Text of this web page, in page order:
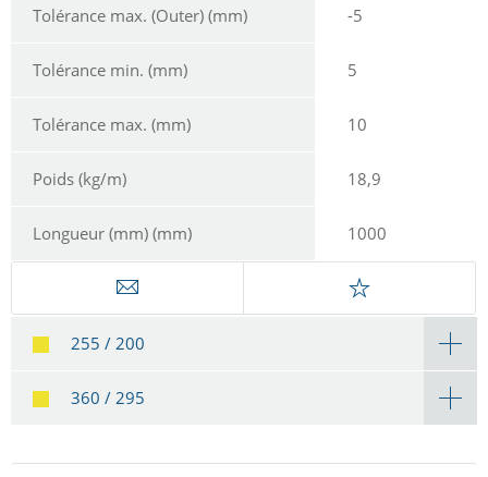
Tolérance max. (Outer) (mm) -5
Tolérance min. (mm) 5
Tolérance max. (mm) 10
Poids (kg/m) 18,9
Longueur (mm) (mm) 1000
255 / 200
360 / 295